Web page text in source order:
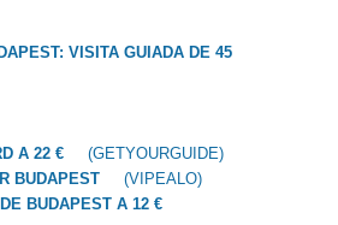
VISITA GUIADA DE 45
A 22 €
(GETYOURGUIDE)
BUDAPEST
(VIPEALO)
BUDAPEST A 12 €